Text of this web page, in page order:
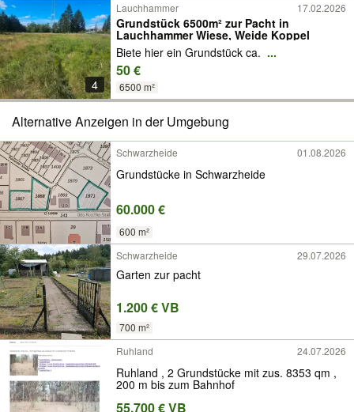
4
Lauchhammer 17.02.2026
Grundstück 6500m² zur Pacht in
Lauchhammer Wiese, Weide Koppel
Biete hier ein Grundstück ca. ...
50 €
6500 m²
Alternative Anzeigen in der Umgebung
Schwarzheide 01.08.2026
Grundstücke in Schwarzheide
60.000 €
600 m²
Schwarzheide
29.07.2026
Garten zur pacht
1.200 € VB
700 m²
Ruhland
24.07.2026
Ruhland , 2 Grundstücke mit zus. 8353 qm ,
200 m bis zum Bahnhof
55.700 € VB